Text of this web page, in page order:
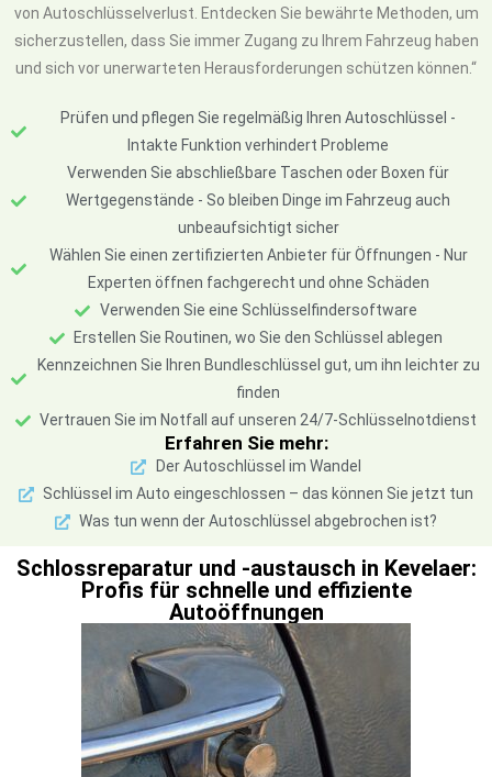
von Autoschlüsselverlust. Entdecken Sie bewährte Methoden, um
sicherzustellen, dass Sie immer Zugang zu Ihrem Fahrzeug haben
und sich vor unerwarteten Herausforderungen schützen können.“
Prüfen und pflegen Sie regelmäßig Ihren Autoschlüssel -
Intakte Funktion verhindert Probleme
Verwenden Sie abschließbare Taschen oder Boxen für
Wertgegenstände - So bleiben Dinge im Fahrzeug auch
unbeaufsichtigt sicher
Wählen Sie einen zertifizierten Anbieter für Öffnungen - Nur
Experten öffnen fachgerecht und ohne Schäden
Verwenden Sie eine Schlüsselfindersoftware
Erstellen Sie Routinen, wo Sie den Schlüssel ablegen
Kennzeichnen Sie Ihren Bundleschlüssel gut, um ihn leichter zu
finden
Vertrauen Sie im Notfall auf unseren 24/7-Schlüsselnotdienst
Erfahren Sie mehr:
Der Autoschlüssel im Wandel
Schlüssel im Auto eingeschlossen – das können Sie jetzt tun
Was tun wenn der Autoschlüssel abgebrochen ist?
Schlossreparatur und -austausch in Kevelaer:
Profis für schnelle und effiziente
Autoöffnungen